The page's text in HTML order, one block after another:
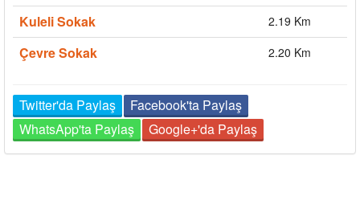
Kuleli Sokak 2.19 Km
Çevre Sokak 2.20 Km
Twitter'da Paylaş
Facebook'ta Paylaş
WhatsApp'ta Paylaş
Google+'da Paylaş